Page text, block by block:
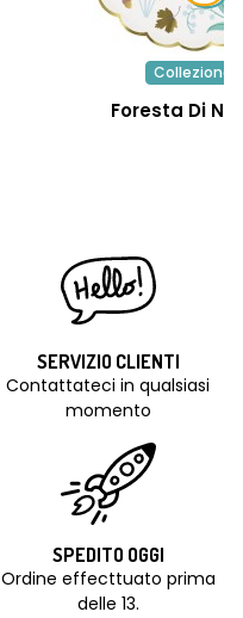
Collezione
Foresta Di
SERVIZIO CLIENTI
Contattateci in qualsiasi
momento
SPEDITO OGGI
Ordine effecttuato prima
delle 13.